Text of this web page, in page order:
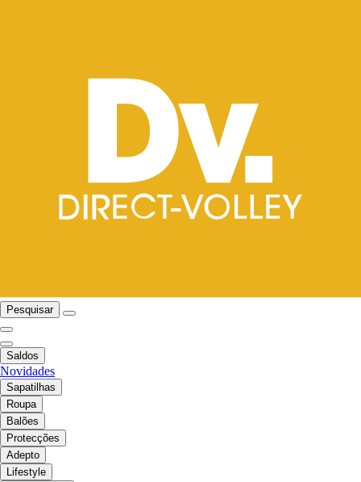
Pesquisar
Saldos
Novidades
Sapatilhas
Roupa
Balões
Protecções
Adepto
Lifestyle